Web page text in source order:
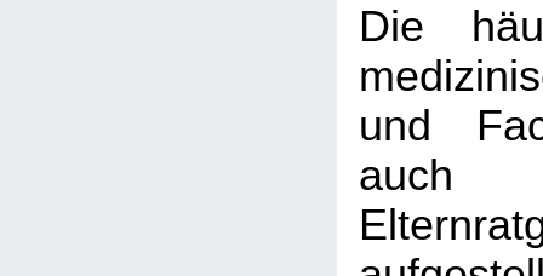
Die
und
auch